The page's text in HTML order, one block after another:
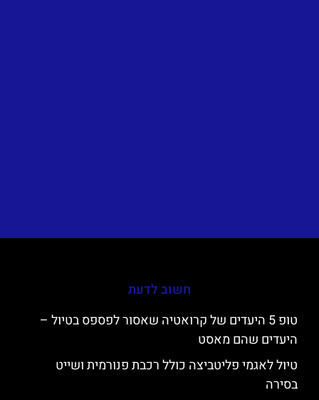
חשוב לדעת
טופ 5 היעדים של קרואטיה שאסור לפספס בטיול –
היעדים שהם מאסט
טיול לאגמי פליטביצה כולל רכבת פנורמית ושייט
בסירה